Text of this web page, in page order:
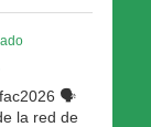
🗣️
la red de